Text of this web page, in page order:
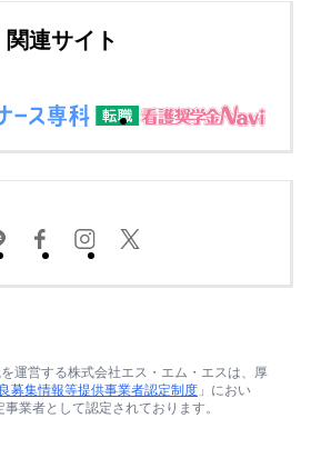
関連サイト
運営する株式会社エス・エム・エスは、厚
募集情報等提供事業者認定制度 」におい
業者として認定されております。